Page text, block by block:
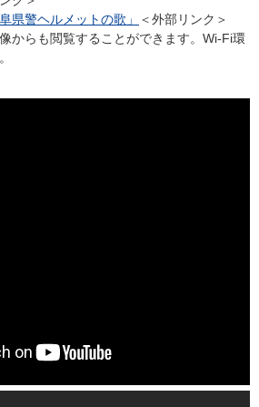
県警ヘルメットの歌」
＜外部リンク＞
からも閲覧することができます。Wi-Fi環